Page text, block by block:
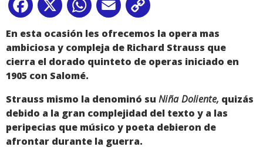
Facebook
X WhatsApp
Email
Link
En esta ocasión les ofrecemos la opera mas
ambiciosa y compleja de Richard Strauss que
cierra el dorado quinteto de operas iniciado en
1905 con Salomé.
Strauss mismo la denominó su Niña Doliente, quizás
debido a la gran complejidad del texto y a las
peripecias que músico y poeta debieron de
afrontar durante la guerra.